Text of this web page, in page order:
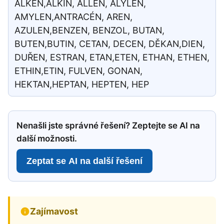
ALKEN,ALKIN, ALLEN, ALYLEN,
AMYLEN,ANTRACÉN, AREN,
AZULEN,BENZEN, BENZOL, BUTAN,
BUTEN,BUTIN, CETAN, DECEN, DĚKAN,DIEN,
DUŘEN, ESTRAN, ETAN,ETEN, ETHAN, ETHEN,
ETHIN,ETIN, FULVEN, GONAN,
HEKTAN,HEPTAN, HEPTEN, HEP
Nenašli jste správné řešení? Zeptejte se AI na
další možnosti.
Zeptat se AI na další řešení
Zajímavost